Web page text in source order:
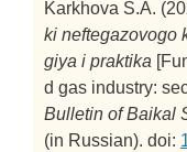
Karkhova S.A.
ki neftegazovogo
giya i praktika
d gas industry:
Bulletin of Baikal
(in Russian). doi: